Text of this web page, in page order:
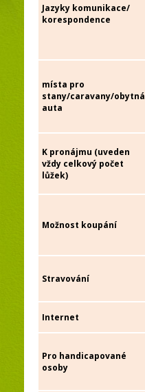
Jazyky komunikace/
korespondence
místa pro
stany/caravany/obytná
auta
K pronájmu (uveden
vždy celkový počet
lůžek)
Možnost koupání
Stravování
Internet
Pro handicapované
osoby